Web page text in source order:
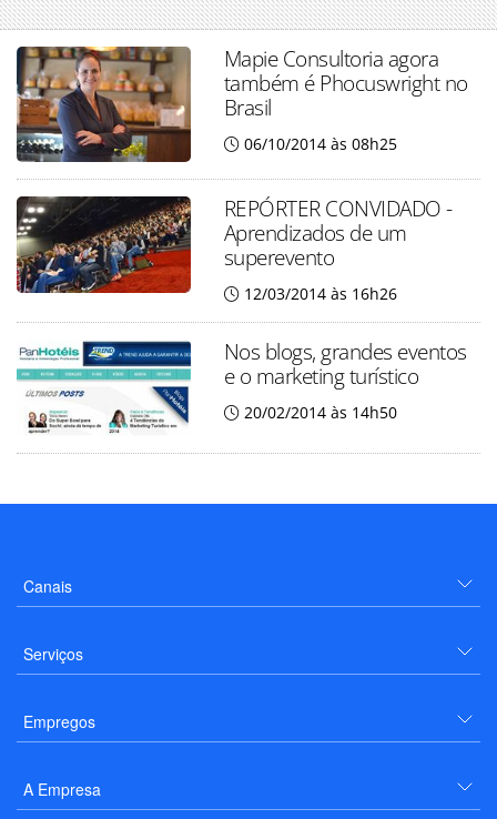
Mapie Consultoria agora
também é Phocuswright no
Brasil
06/10/2014 às 08h25
REPÓRTER CONVIDADO -
Aprendizados de um
superevento
12/03/2014 às 16h26
Nos blogs, grandes eventos
e o marketing turístico
20/02/2014 às 14h50
Canais
Serviços
Empregos
A Empresa